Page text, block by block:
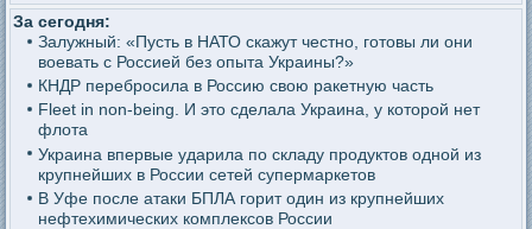
За сегодня:
Залужный: «Пусть в НАТО скажут честно, готовы ли они
воевать с Россией без опыта Украины?»
КНДР перебросила в Россию свою ракетную часть
Fleet in non-being. И это сделала Украина, у которой нет
флота
Украина впервые ударила по складу продуктов одной из
крупнейших в России сетей супермаркетов
В Уфе после атаки БПЛА горит один из крупнейших
нефтехимических комплексов России